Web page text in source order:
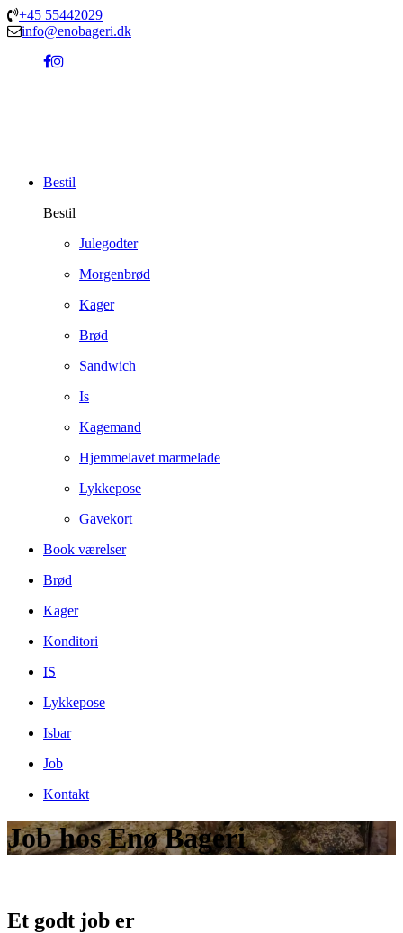
+45 55442029
info@enobageri.dk
Bestil
Bestil
Julegodter
Morgenbrød
Kager
Brød
Sandwich
Is
Kagemand
Hjemmelavet marmelade
Lykkepose
Gavekort
Book værelser
Brød
Kager
Konditori
IS
Lykkepose
Isbar
Job
Kontakt
Job hos Enø Bageri
Et godt job er